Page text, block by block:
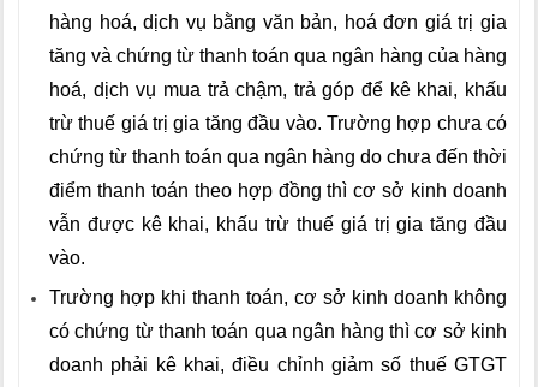
hàng hoá, dịch vụ bằng văn bản, hoá đơn giá trị gia
tăng và chứng từ thanh toán qua ngân hàng của hàng
hoá, dịch vụ mua trả chậm, trả góp để kê khai, khấu
trừ thuế giá trị gia tăng đầu vào. Trường hợp chưa có
chứng từ thanh toán qua ngân hàng do chưa đến thời
điểm thanh toán theo hợp đồng thì cơ sở kinh doanh
vẫn được kê khai, khấu trừ thuế giá trị gia tăng đầu
vào.
Trường hợp khi thanh toán, cơ sở kinh doanh không
có chứng từ thanh toán qua ngân hàng thì cơ sở kinh
doanh phải kê khai, điều chỉnh giảm số thuế GTGT